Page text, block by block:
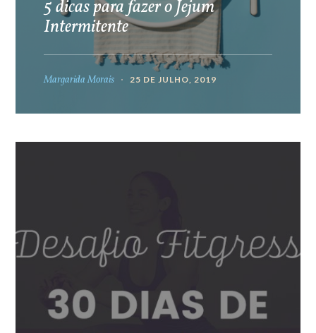
5 dicas para fazer o Jejum
Intermitente
Margarida Morais 25 DE JULHO, 2019